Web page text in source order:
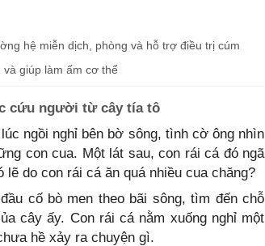
hệ miễn dịch, phòng và hỗ trợ điều trị cúm
giúp làm ấm cơ thể
cứu người từ cây tía tô
ngồi nghỉ bên bờ sông, tình cờ ông nhìn
con cua. Một lát sau, con rái cá đó ngã
do con rái cá ăn quá nhiều cua chăng?
cố bò men theo bãi sông, tìm đến chỗ
cây ấy. Con rái cá nằm xuống nghỉ một
hề xảy ra chuyện gì.